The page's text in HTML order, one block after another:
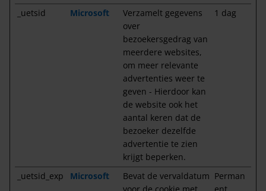
_uetsid Microsoft
Verzamelt gegevens
over
bezoekersgedrag van
meerdere websites,
om meer relevante
advertenties weer te
geven - Hierdoor kan
de website ook het
aantal keren dat de
bezoeker dezelfde
advertentie te zien
krijgt beperken.
1 dag
_uetsid_exp Microsoft
Bevat de vervaldatum Perman